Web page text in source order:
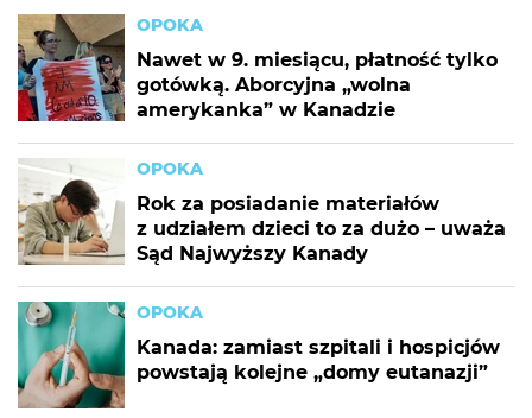
OPOKA
Nawet w 9. miesiącu, płatność tylko
gotówką. Aborcyjna „wolna
amerykanka” w Kanadzie
OPOKA
Rok za posiadanie materiałów
z udziałem dzieci to za dużo – uważa
Sąd Najwyższy Kanady
OPOKA
Kanada: zamiast szpitali i hospicjów
powstają kolejne „domy eutanazji”